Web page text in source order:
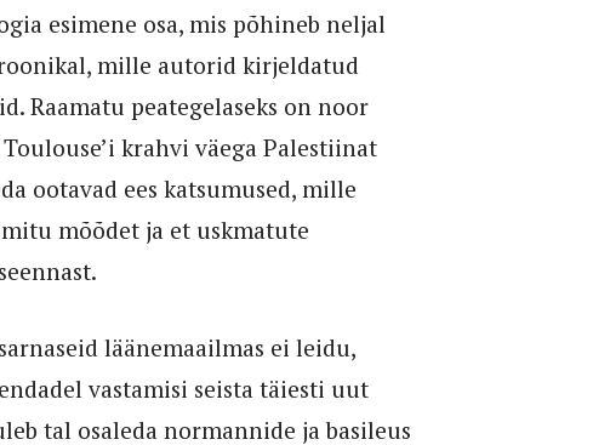
esimene osa, mis põhineb neljal
mille autorid kirjeldatud
Raamatu peategelaseks on noor
krahvi väega Palestiinat
ootavad ees katsumused, mille
mõõdet ja et uskmatute
läänemaailmas ei leidu,
vastamisi seista täiesti uut
tal osaleda normannide ja basileus